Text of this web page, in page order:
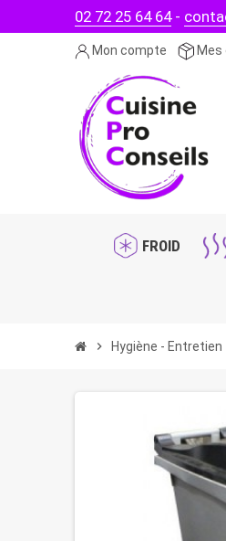
02 72 25 64 64-
Mon compte
FROID
chevron_right Hygiène - Entretien